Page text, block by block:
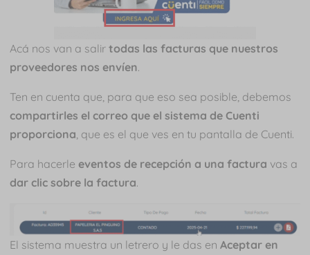
Acá nos van a salir todas las facturas que nuestros
proveedores nos envíen.
Ten en cuenta que, para que eso sea posible, debemos
compartirles el correo que el sistema de Cuenti
proporciona , que es el que ves en tu pantalla de Cuenti.
Para hacerle eventos de recepción a una factura vas a
dar clic sobre la factura.
El sistema muestra un letrero y le das en Aceptar en